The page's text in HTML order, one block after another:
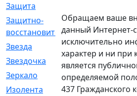
Защита
Защитно-
восстановительный
[4]
Звезда
[1]
Звездочка
[5]
Зеркало
[369]
Изолента
[1]
Обращаем ваше
данный Интернет-
исключительно
характер и ни при
является
определяемой
437 Гражданского